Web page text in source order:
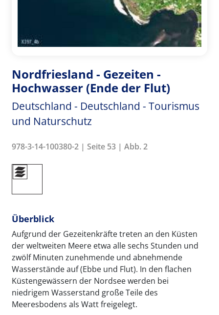
Nordfriesland - Gezeiten -
Hochwasser (Ende der Flut)
Deutschland - Deutschland - Tourismus
und Naturschutz
978-3-14-100380-2 | Seite 53 | Abb. 2
Überblick
Aufgrund der Gezeitenkräfte treten an den Küsten
der weltweiten Meere etwa alle sechs Stunden und
zwölf Minuten zunehmende und abnehmende
Wasserstände auf (Ebbe und Flut). In den flachen
Küstengewässern der Nordsee werden bei
niedrigem Wasserstand große Teile des
Meeresbodens als Watt freigelegt.